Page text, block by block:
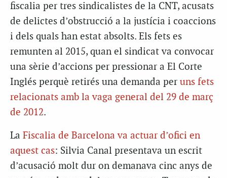
fiscalia per tres sindicalistes de la CNT, acusats
de delictes d’obstrucció a la justícia i coaccions
i dels quals han estat absolts. Els fets es
remunten al 2015, quan el sindicat va convocar
una sèrie d’accions per pressionar a El Corte
Inglés perquè retirés una demanda per uns fets
relacionats amb la vaga general del 29 de març
de 2012.
La Fiscalia de Barcelona va actuar d’ofici en
aquest cas: Silvia Canal presentava un escrit
d’acusació molt dur on demanava cinc anys de